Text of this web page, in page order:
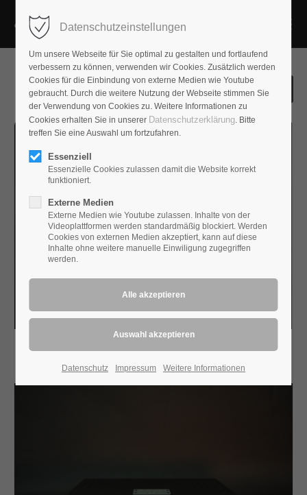
Tsakiridis
Datenschutzeinstellungen
Um unsere Webseite für Sie optimal zu gestalten und fortlaufend
verbessern zu können, verwenden wir Cookies. Zusätzlich werden
Cookies für die Einbindung von externe Medien wie Youtube
gebraucht. Durch die weitere Nutzung der Webseite stimmen Sie
der Verwendung von Cookies zu. Weitere Informationen zu
Cookies erhalten Sie in unserer Datenschutzerklärung. Bitte
treffen Sie eine Auswahl um fortzufahren.
Essenziell
Essenzielle Cookies zulassen damit die Website korrekt
funktioniert.
Externe Medien
Externe Medien wie Youtube zulassen. Inhalte von der
Videoplattformen werden standardmäßig blockiert. Werden
Cookies von externen Medien akzeptiert, kann auf diese
Inhalte ohne weitere manuelle Einwiligung zugegriffen
werden.
Datenschutz Impressum Weitere Informationen